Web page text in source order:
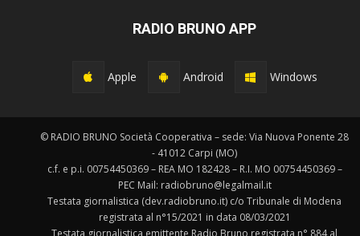
RADIO BRUNO APP
Apple Android Windows
© RADIO BRUNO Società Cooperativa – sede: Via Nuova Ponente 28
- 41012 Carpi (MO)
c.f. e p.i. 00754450369 – REA MO 182428 – R.I. MO 00754450369 –
PEC Mail: radiobruno@legalmail.it
Testata giornalistica (dev.radiobruno.it) c/o Tribunale di Modena
registrata al n°15/2021 in data 08/03/2021